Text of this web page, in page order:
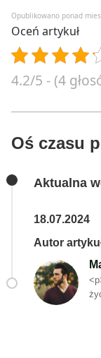
Opublikowano ponad
Oceń artykuł
4.2/5 - (4
Oś czasu
Aktualna
18.07.2024
Autor